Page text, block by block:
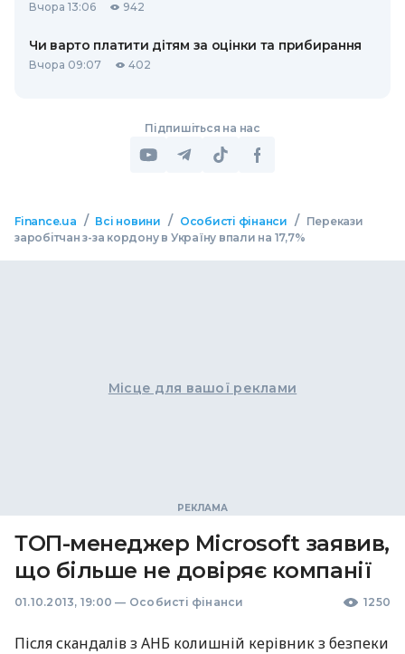
Вчора 13:06 942
Чи варто платити дітям за оцінки та прибирання
Вчора 09:07 402
Підпишіться на нас
Finance.ua / Всі новини / Особисті фінанси /
Перекази
заробітчан з-за кордону в Україну впали на 17,7%
Місце для вашої реклами
ТОП-менеджер Microsoft заявив,
що більше не довіряє компанії
01.10.2013, 19:00 — Особисті фінанси 1250
Після скандалів з АНБ колишній керівник з безпеки